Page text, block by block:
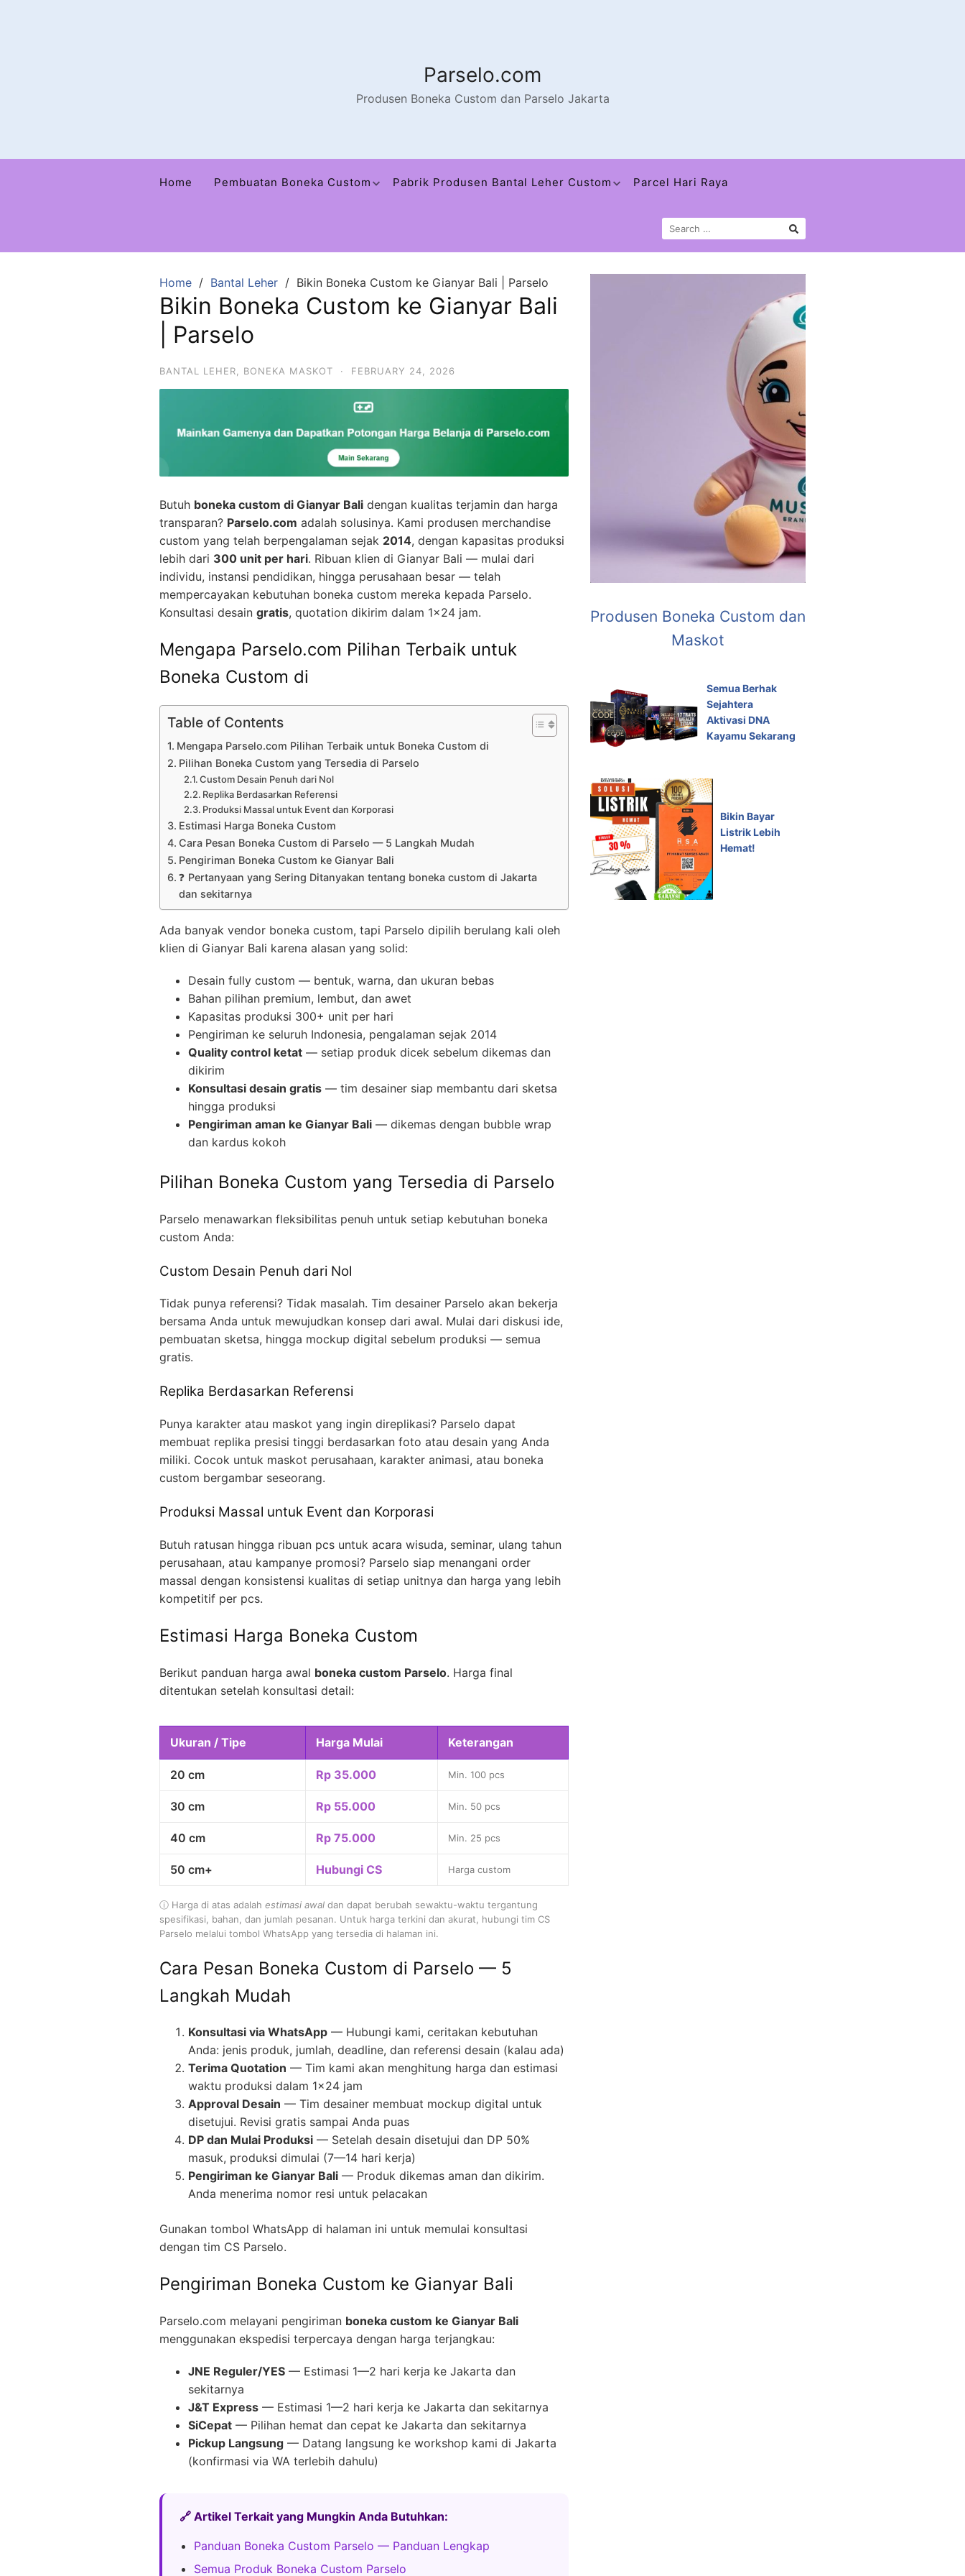
Parselo.com
Produsen Boneka Custom dan Parselo Jakarta
Home Pembuatan Boneka Custom Pabrik Produsen Bantal Leher Custom Parcel Hari Raya
Home Bantal Leher Bikin Boneka Custom ke Gianyar Bali | Parselo
Bikin Boneka Custom ke Gianyar Bali
| Parselo
BANTAL LEHER BONEKA MASKOT · FEBRUARY 24, 2026
Butuh boneka custom di Gianyar Bali dengan kualitas terjamin dan harga
transparan? Parselo.com adalah solusinya. Kami produsen merchandise
custom yang telah berpengalaman sejak 2014, dengan kapasitas produksi
lebih dari 300 unit per hari. Ribuan klien di Gianyar Bali — mulai dari
individu, instansi pendidikan, hingga perusahaan besar — telah
mempercayakan kebutuhan boneka custom mereka kepada Parselo.
Konsultasi desain gratis, quotation dikirim dalam 1×24 jam.
Mengapa Parselo.com Pilihan Terbaik untuk
Boneka Custom di
Table of Contents
Mengapa Parselo.com Pilihan Terbaik untuk Boneka Custom di
Pilihan Boneka Custom yang Tersedia di Parselo
Custom Desain Penuh dari Nol
Replika Berdasarkan Referensi
Produksi Massal untuk Event dan Korporasi
Estimasi Harga Boneka Custom
Cara Pesan Boneka Custom di Parselo — 5 Langkah Mudah
Pengiriman Boneka Custom ke Gianyar Bali
❓ Pertanyaan yang Sering Ditanyakan tentang boneka custom di Jakarta
dan sekitarnya
Ada banyak vendor boneka custom, tapi Parselo dipilih berulang kali oleh
klien di Gianyar Bali karena alasan yang solid:
Desain fully custom — bentuk, warna, dan ukuran bebas
Bahan pilihan premium, lembut, dan awet
Kapasitas produksi 300+ unit per hari
Pengiriman ke seluruh Indonesia, pengalaman sejak 2014
Quality control ketat — setiap produk dicek sebelum dikemas dan
dikirim
Konsultasi desain gratis — tim desainer siap membantu dari sketsa
hingga produksi
Pengiriman aman ke Gianyar Bali — dikemas dengan bubble wrap
dan kardus kokoh
Pilihan Boneka Custom yang Tersedia di Parselo
Parselo menawarkan fleksibilitas penuh untuk setiap kebutuhan boneka
custom Anda:
Custom Desain Penuh dari Nol
Tidak punya referensi? Tidak masalah. Tim desainer Parselo akan bekerja
bersama Anda untuk mewujudkan konsep dari awal. Mulai dari diskusi ide,
pembuatan sketsa, hingga mockup digital sebelum produksi — semua
gratis.
Replika Berdasarkan Referensi
Punya karakter atau maskot yang ingin direplikasi? Parselo dapat
membuat replika presisi tinggi berdasarkan foto atau desain yang Anda
miliki. Cocok untuk maskot perusahaan, karakter animasi, atau boneka
custom bergambar seseorang.
Produksi Massal untuk Event dan Korporasi
Butuh ratusan hingga ribuan pcs untuk acara wisuda, seminar, ulang tahun
perusahaan, atau kampanye promosi? Parselo siap menangani order
massal dengan konsistensi kualitas di setiap unitnya dan harga yang lebih
kompetitif per pcs.
Estimasi Harga Boneka Custom
Berikut panduan harga awal boneka custom Parselo. Harga final
ditentukan setelah konsultasi detail:
Ukuran / Tipe Harga Mulai Keterangan
20 cm Rp 35.000 Min. 100 pcs
30 cm Rp 55.000 Min. 50 pcs
40 cm Rp 75.000 Min. 25 pcs
50 cm+ Hubungi CS Harga custom
ⓘ Harga di atas adalah estimasi awal dan dapat berubah sewaktu-waktu tergantung
spesifikasi, bahan, dan jumlah pesanan. Untuk harga terkini dan akurat, hubungi tim CS
Parselo melalui tombol WhatsApp yang tersedia di halaman ini.
Cara Pesan Boneka Custom di Parselo — 5
Langkah Mudah
Konsultasi via WhatsApp — Hubungi kami, ceritakan kebutuhan
Anda: jenis produk, jumlah, deadline, dan referensi desain (kalau ada)
Terima Quotation — Tim kami akan menghitung harga dan estimasi
waktu produksi dalam 1×24 jam
Approval Desain — Tim desainer membuat mockup digital untuk
disetujui. Revisi gratis sampai Anda puas
DP dan Mulai Produksi — Setelah desain disetujui dan DP 50%
masuk, produksi dimulai (7—14 hari kerja)
Pengiriman ke Gianyar Bali — Produk dikemas aman dan dikirim.
Anda menerima nomor resi untuk pelacakan
Gunakan tombol WhatsApp di halaman ini untuk memulai konsultasi
dengan tim CS Parselo.
Pengiriman Boneka Custom ke Gianyar Bali
Parselo.com melayani pengiriman boneka custom ke Gianyar Bali
menggunakan ekspedisi terpercaya dengan harga terjangkau:
JNE Reguler/YES — Estimasi 1—2 hari kerja ke Jakarta dan
sekitarnya
J&T Express — Estimasi 1—2 hari kerja ke Jakarta dan sekitarnya
SiCepat — Pilihan hemat dan cepat ke Jakarta dan sekitarnya
Pickup Langsung — Datang langsung ke workshop kami di Jakarta
(konfirmasi via WA terlebih dahulu)
🔗 Artikel Terkait yang Mungkin Anda Butuhkan:
Panduan Boneka Custom Parselo — Panduan Lengkap
Semua Produk Boneka Custom Parselo
Produsen Boneka Custom dan
Maskot
Semua Berhak
Sejahtera
Aktivasi DNA
Kayamu Sekarang
Bikin Bayar
Listrik Lebih
Hemat!